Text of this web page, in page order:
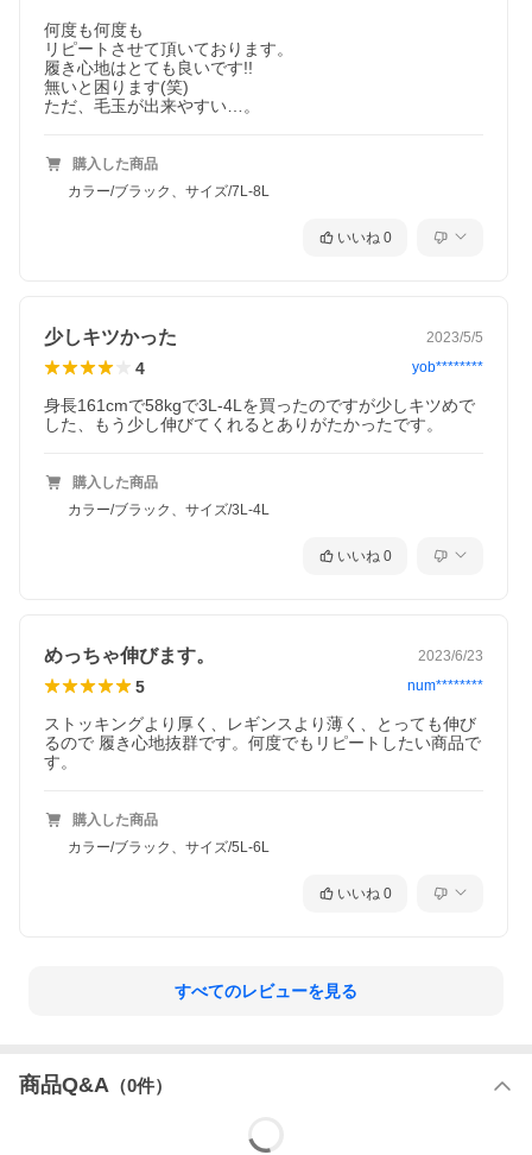
何度も何度も
リピートさせて頂いております。
履き心地はとても良いです!!
無いと困ります(笑)
ただ、毛玉が出来やすい…。
購入した商品
カラー/ブラック、サイズ/7L-8L
いいね 0
少しキツかった 2023/5/5
4 yob********
身長161cmで58kgで3L-4Lを買ったのですが少しキツめで
した、もう少し伸びてくれるとありがたかったです。
購入した商品
カラー/ブラック、サイズ/3L-4L
いいね 0
めっちゃ伸びます。 2023/6/23
5 num********
ストッキングより厚く、レギンスより薄く、とっても伸び
るので 履き心地抜群です。何度でもリピートしたい商品で
す。
購入した商品
カラー/ブラック、サイズ/5L-6L
いいね 0
すべてのレビューを見る
商品Q&A （0件）